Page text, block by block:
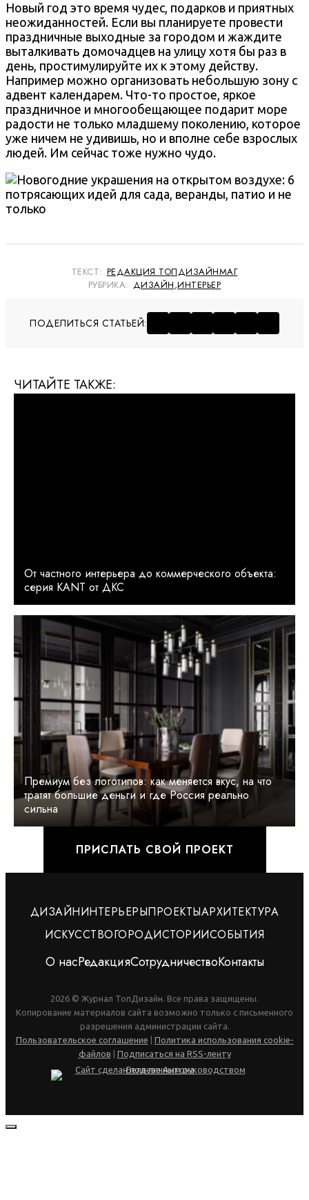
Новый год это время чудес, подарков и приятных
неожиданностей. Если вы планируете провести
праздничные выходные за городом и жаждите
выталкивать домочадцев на улицу хотя бы раз в
день, простимулируйте их к этому действу.
Например можно организовать небольшую зону с
адвент календарем. Что-то простое, яркое
праздничное и многообещающее подарит море
радости не только младшему поколению, которое
уже ничем не удивишь, но и вполне себе взрослых
людей. Им сейчас тоже нужно чудо.
ТЕКСТ: РЕДАКЦИЯ ТОПДИЗАЙНМАГ
РУБРИКА: ДИЗАЙН,ИНТЕРЬЕР
ПОДЕЛИТЬСЯ СТАТЬЕЙ:
ЧИТАЙТЕ ТАКЖЕ:
От частного интерьера до коммерческого объекта:
серия KANT от ДКС
Премиум без логотипов: как меняется вкус, на что
тратят большие деньги и где Россия реально
сильна
ПРИСЛАТЬ СВОЙ ПРОЕКТ
ДИЗАЙНИНТЕРЬЕРЫПРОЕКТЫАРХИТЕКТУРА
ИСКУССТВОГОРОДИСТОРИИСОБЫТИЯ
О насРедакцияСотрудничествоКонтакты
2026 © Журнал ТопДизайн. Все права защищены.
Копирование материалов сайта возможно только с письменного
разрешения администрации сайта.
Пользовательское соглашение
Политика использования cookie-
файлов
Подписаться на RSS-ленту